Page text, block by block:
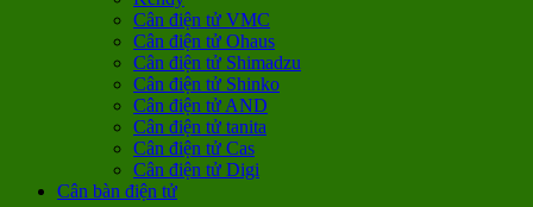
Cân điện tử VMC
Cân điện tử Ohaus
Cân điện tử Shimadzu
Cân điện tử Shinko
Cân điện tử AND
Cân điện tử tanita
Cân điện tử Cas
Cân điện tử Digi
Cân bàn điện tử